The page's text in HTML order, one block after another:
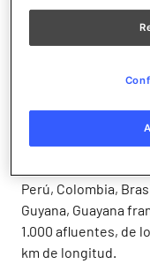
clasificadas.
Esta masa forestal
caudaloso del
distancia entre
agua supera al del
Perú, Colombia,
Guyana, Guayana
1.000 afluentes, de
km de longitud.